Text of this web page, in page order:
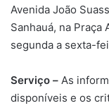
Avenida João
Sanhauá, na Praça
segunda a sexta-
Serviço – As
disponíveis e os